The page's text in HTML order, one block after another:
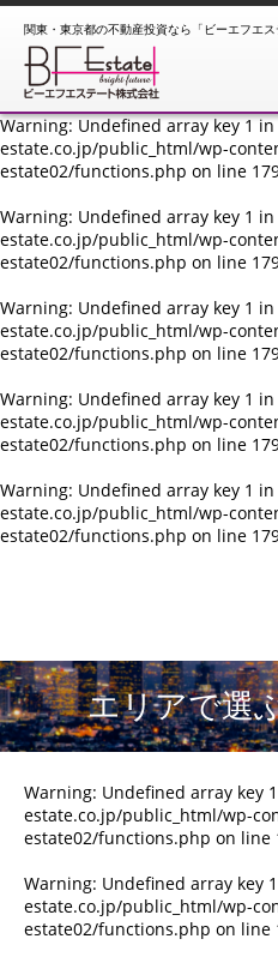
Warning: Undefined array key 1 in
estate.co.jp/public_html/wp-
estate02/functions.php
Warning: Undefined array key 1 in
estate.co.jp/public_html/wp-
estate02/functions.php on line
Warning: Undefined array key 1 in
estate.co.jp/public_html/wp-
estate02/functions.php on line
Warning: Undefined array key 1 in
estate.co.jp/public_html/wp-
estate02/functions.php on line
Warning: Undefined array key 1 in
estate.co.jp/public_html/wp-
estate02/functions.php on line
Warning: Undefined array key 1 in
estate.co.jp/public_html/wp-
estate02/functions.php on line
関東・東京都の不動産投資なら「ビーエフエス
エリアで選
Warning: Undefined array key
estate.co.jp/public_html/wp-
estate02/functions.php on line
Warning: Undefined array key
estate.co.jp/public_html/wp-
estate02/functions.php on line